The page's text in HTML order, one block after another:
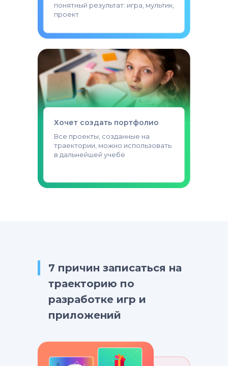
Хочет создать портфолио
Все проекты, созданные на
траектории, можно использовать
в дальнейшей учебе
понятный результат: игра, мультик,
проект
7 причин записаться на
траекторию по
разработке игр и
приложений